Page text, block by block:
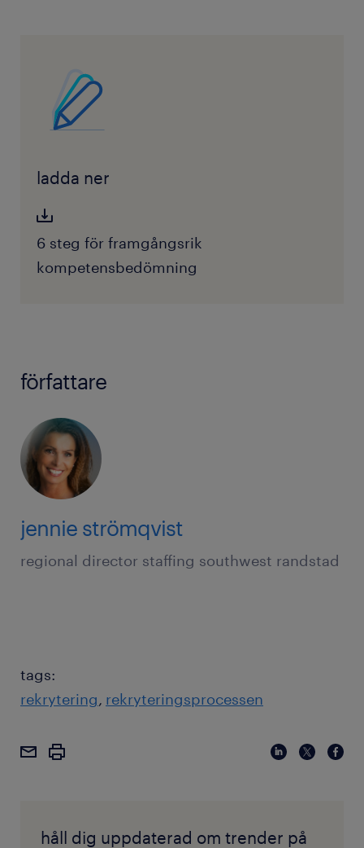
ladda ner
6 steg för framgångsrik
kompetensbedömning
författare
jennie strömqvist
regional director staffing southwest randstad
tags:
rekrytering rekryteringsprocessen
håll dig uppdaterad om trender på